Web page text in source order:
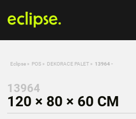
Eclipse » POS » DEKORACE PALET » 13964 -
13964
120 × 80 × 60 CM